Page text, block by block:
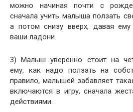
можно начиная почти с
сначала учить малыша ползать
а потом снизу вверх, давая
ваши ладони.
3) Малыш уверенно стоит на
ему, как надо ползать на
правило, малышей забавляет
включаются в игру, сначала
действиями.